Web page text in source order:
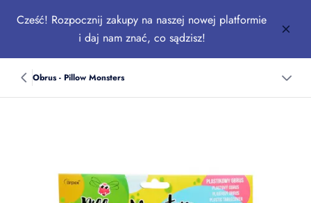
Cześć! Rozpocznij zakupy na naszej nowej platformie
i daj nam znać, co sądzisz!
Obrus - Pillow Monsters